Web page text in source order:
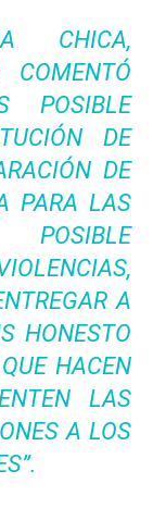
CHICA,
POSIBLE
DE
DE
PARA LAS
A
HONESTO
HACEN
LAS
A LOS